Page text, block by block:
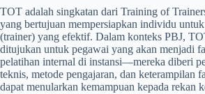
TOT adalah singkatan dari Training of
yang bertujuan mempersiapkan individu
(trainer) yang efektif. Dalam konteks PBJ,
ditujukan untuk pegawai yang akan menjadi
pelatihan internal di instansi—mereka diberi
teknis, metode pengajaran, dan keterampilan
dapat menularkan kemampuan kepada rekan